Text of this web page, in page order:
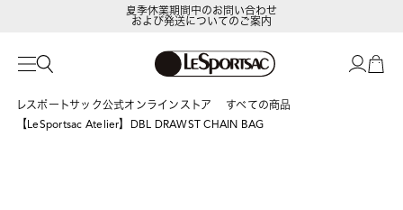
夏季休業期間中のお問い合わせ
および発送についてのご案内
レスポートサック公式オンラインストア
すべての商品
【LeSportsac Atelier】DBL DRAWST CHAIN BAG